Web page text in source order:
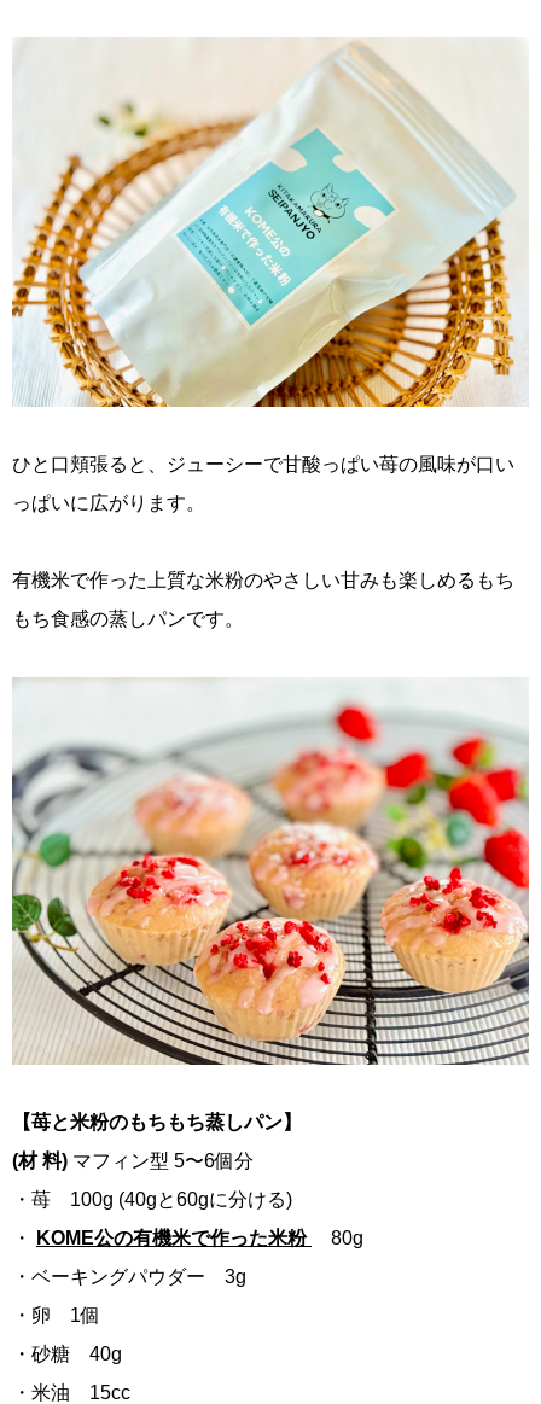
ひと口頬張ると、ジューシーで甘酸っぱい苺の風味が口い
っぱいに広がります。
有機米で作った上質な米粉のやさしい甘みも楽しめるもち
もち食感の蒸しパンです。
【苺と米粉のもちもち蒸しパン】
(材 料) マフィン型 5〜6個分
・苺 100g (40gと60gに分ける)
・
KOME公の有機米で作った米粉
80g
・ベーキングパウダー 3g
・卵 1個
・砂糖 40g
・米油 15cc